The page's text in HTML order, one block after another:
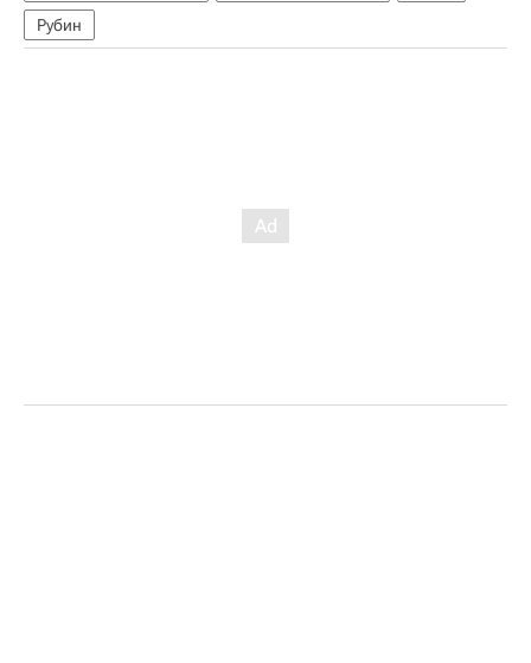
Рубин